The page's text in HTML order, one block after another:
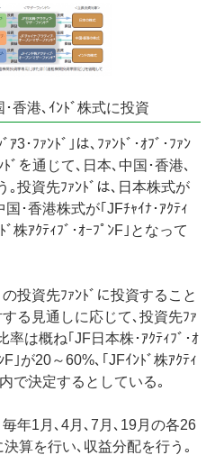
･香港､ｲﾝﾄﾞ株式に投資
3･ﾌｧﾝﾄﾞ｣は､ﾌｧﾝﾄﾞ･ｵﾌﾞ･ﾌｧﾝ
ﾞを通じて､日本､中国･香港､
｡投資先ﾌｧﾝﾄﾞは､日本株式が
国･香港株式が｢JFﾁｬｲﾅ･ｱｸﾃｨ
ﾞ株ｱｸﾃｨﾌﾞ･ｵｰﾌﾟﾝF｣となって
投資先ﾌｧﾝﾄﾞに投資すること
る見通しに応じて､投資先ﾌｧ
率は概ね｢JF日本株･ｱｸﾃｨﾌﾞ･ｵ
F｣が20～60%､｢JFｲﾝﾄﾞ株ｱｸﾃｨ
で決定するとしている｡
年1月､4月､7月､19月の各26
算を行い､収益分配を行う｡